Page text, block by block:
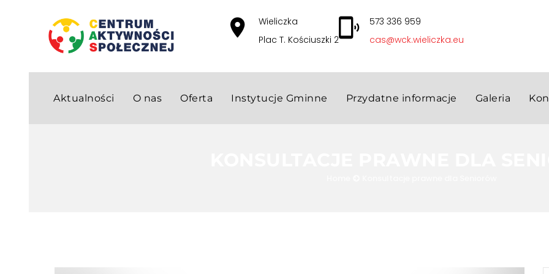
Wieliczka
Plac T. Kościuszki 2
573 336 959
cas@wck.wieliczka.eu
Aktualności O nas Oferta Instytucje Gminne Przydatne informacje Galeria